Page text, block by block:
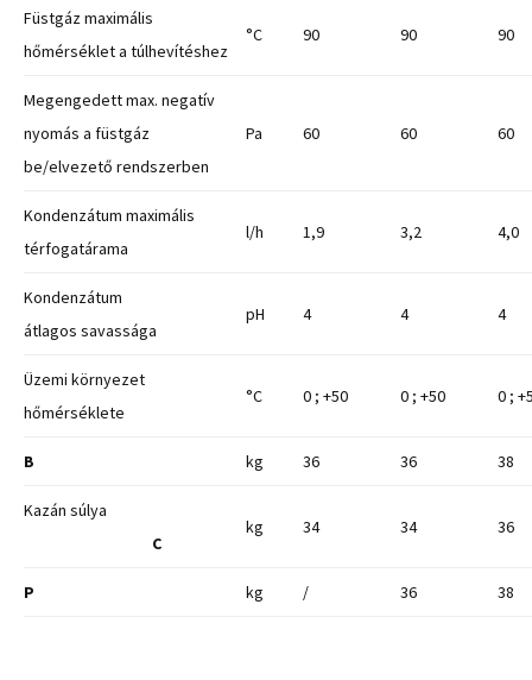
Füstgáz maximális
hőmérséklet a túlhevítéshez
°C 90 90 90
Megengedett max. negatív
nyomás a füstgáz
be/elvezető rendszerben
Pa 60 60 60
Kondenzátum maximális
térfogatárama
l/h 1,9 3,2 4,0
Kondenzátum
átlagos savassága
pH 4 4 4
Üzemi környezet
hőmérséklete
°C 0 ; +50 0 ; +50 0 ;
B kg 36 36 38
Kazán súlya
C
kg 34 34 36
P kg / 36 38